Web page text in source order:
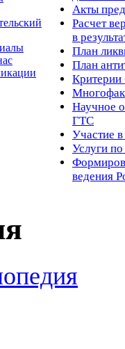
Акты
Расчет
в
План
План
Критерии
Научное
ГТС
Участие
Услуги
ведения